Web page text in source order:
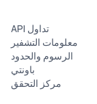
تداول API
معلومات التشفير
الرسوم والحدود
باونتي
مركز التحقق